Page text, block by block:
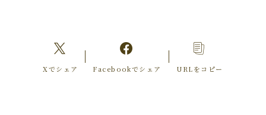
Xでシェア Facebookでシェア URLをコピー